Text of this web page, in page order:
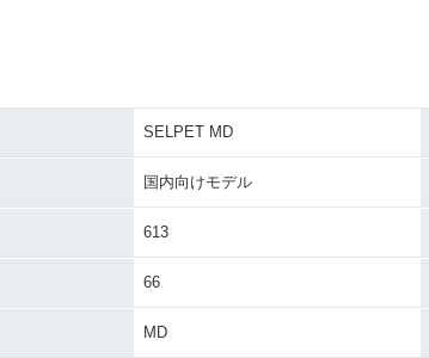
SELPET MD
国内向けモデル
613
66
MD